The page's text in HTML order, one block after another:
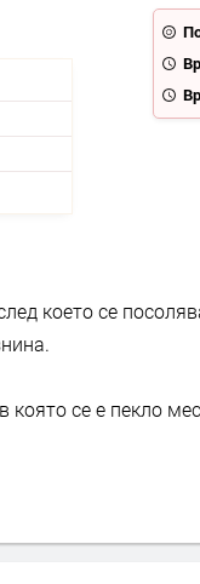
което се
която се е пекло